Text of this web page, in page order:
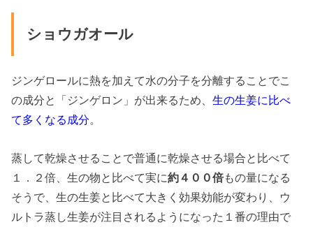
ショウガオール
ジンゲロールに熱を加えて水の分子を分離することでこ
の成分と「ジンゲロン」が出来るため、生の生姜に比べ
て多くなる成分。
蒸して乾燥させることで普通に乾燥させる場合と比べて
１．２倍、生の物と比べて実に約４００倍もの量になる
そうで、生の生姜と比べて大きく効果効能が変わり、ウ
ルトラ蒸し生姜が注目されるようになった１番の理由で